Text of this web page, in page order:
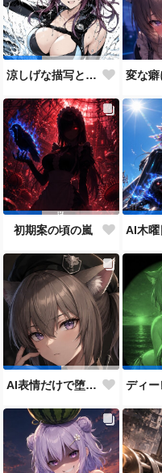
涼しげな描写とはをコンセプトにしたダイバー花梨先輩
初期案の頃の嵐
AI表情だけで堕とせ参加作品